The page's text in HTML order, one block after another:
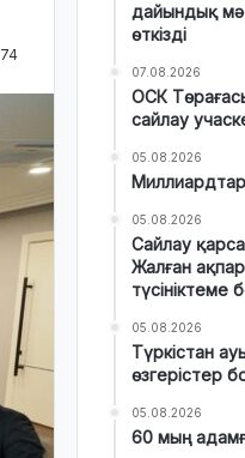
74
дайындық
өткізді
07.08.2026
ОСК Төрағасы
сайлау
05.08.2026
05.08.2026
Сайлау
Жалған
түсініктеме
05.08.2026
Түркістан
өзгерістер
05.08.2026
60 мың